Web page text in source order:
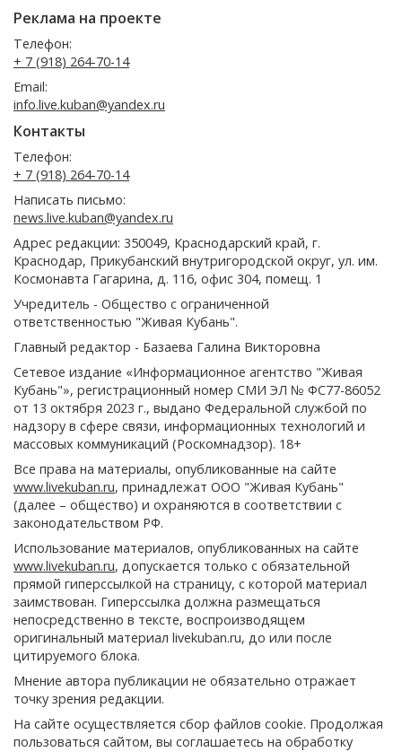
Реклама на проекте
Телефон:
+ 7 (918) 264-70-14
Email:
info.live.kuban@yandex.ru
Контакты
Телефон:
+ 7 (918) 264-70-14
Написать письмо:
news.live.kuban@yandex.ru
Адрес редакции: 350049, Краснодарский край, г.
Краснодар, Прикубанский внутригородской округ, ул. им.
Космонавта Гагарина, д. 116, офис 304, помещ. 1
Учредитель - Общество с ограниченной
ответственностью "Живая Кубань".
Главный редактор - Базаева Галина Викторовна
Сетевое издание «Информационное агентство "Живая
Кубань"», регистрационный номер СМИ ЭЛ № ФС77-86052
от 13 октября 2023 г., выдано Федеральной службой по
надзору в сфере связи, информационных технологий и
массовых коммуникаций (Роскомнадзор). 18+
Все права на материалы, опубликованные на сайте
www.livekuban.ru, принадлежат ООО "Живая Кубань"
(далее – общество) и охраняются в соответствии с
законодательством РФ.
Использование материалов, опубликованных на сайте
www.livekuban.ru, допускается только с обязательной
прямой гиперссылкой на страницу, с которой материал
заимствован. Гиперссылка должна размещаться
непосредственно в тексте, воспроизводящем
оригинальный материал livekuban.ru, до или после
цитируемого блока.
Мнение автора публикации не обязательно отражает
точку зрения редакции.
На сайте осуществляется сбор файлов cookie. Продолжая
пользоваться сайтом, вы соглашаетесь на обработку